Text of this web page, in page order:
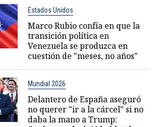
Estados Unidos
Marco Rubio confía en que la
transición política en
Venezuela se produzca en
cuestión de "meses, no años"
Mundial 2026
Delantero de España aseguró
no querer "ir a la cárcel" si no
daba la mano a Trump: